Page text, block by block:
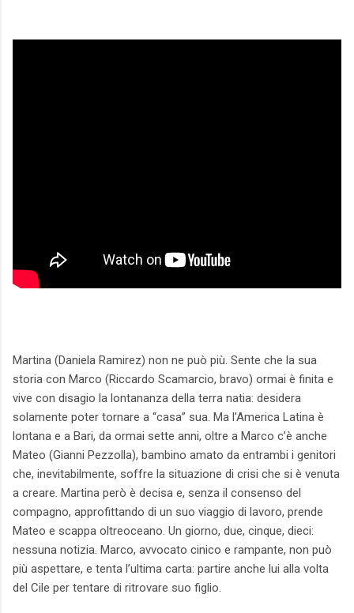
Martina (Daniela Ramirez) non ne può più. Sente che la sua
storia con Marco (Riccardo Scamarcio, bravo) ormai è finita e
vive con disagio la lontananza della terra natia: desidera
solamente poter tornare a “casa” sua. Ma l’America Latina è
lontana e a Bari, da ormai sette anni, oltre a Marco c’è anche
Mateo (Gianni Pezzolla), bambino amato da entrambi i genitori
che, inevitabilmente, soffre la situazione di crisi che si è venuta
a creare. Martina però è decisa e, senza il consenso del
compagno, approfittando di un suo viaggio di lavoro, prende
Mateo e scappa oltreoceano. Un giorno, due, cinque, dieci:
nessuna notizia. Marco, avvocato cinico e rampante, non può
più aspettare, e tenta l’ultima carta: partire anche lui alla volta
del Cile per tentare di ritrovare suo figlio.